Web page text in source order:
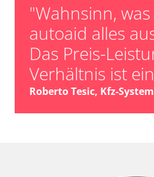
"Wahnsinn,
autoaid alles
Das Preis-
Verhältnis ist
Roberto Tesic, Kfz-